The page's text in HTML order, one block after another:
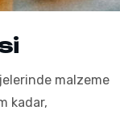
malzeme
kadar,